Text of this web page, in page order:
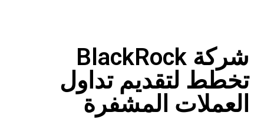
شركة BlackRock
تخطط لتقديم تداول
العملات المشفرة